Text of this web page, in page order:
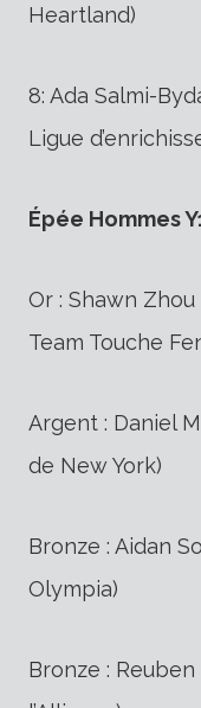
Heartland)
8: Ada Salmi-
Ligue
Épée Hommes
Or : Shawn
Team Touche
Argent : Daniel
de New York)
Bronze : Aidan
Olympia)
Bronze : Reuben